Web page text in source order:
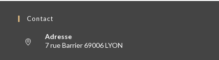
Contact
Adresse
7 rue Barrier 69006 LYON